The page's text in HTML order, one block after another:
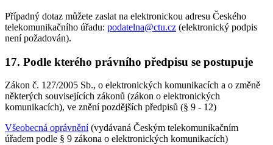
Případný dotaz můžete zaslat na elektronickou adresu Českého
telekomunikačního úřadu: podatelna@ctu.cz (elektronický podpis
není požadován).
17. Podle kterého právního předpisu se postupuje
Zákon č. 127/2005 Sb., o elektronických komunikacích a o změně
některých souvisejících zákonů (zákon o elektronických
komunikacích), ve znění pozdějších předpisů (§ 9 - 12)
Všeobecná oprávnění(vydávaná Českým telekomunikačním
úřadem podle § 9 zákona o elektronických komunikacích)